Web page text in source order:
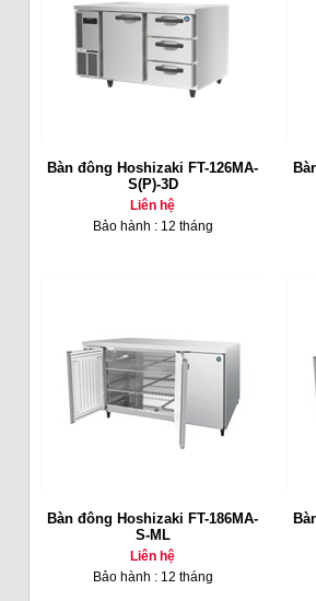
Bàn đông Hoshizaki FT-126MA-
S(P)-3D
Liên hệ
Bảo hành : 12 tháng
Bàn đông Hoshizaki FT-186MA-
S-ML
Liên hệ
Bảo hành : 12 tháng